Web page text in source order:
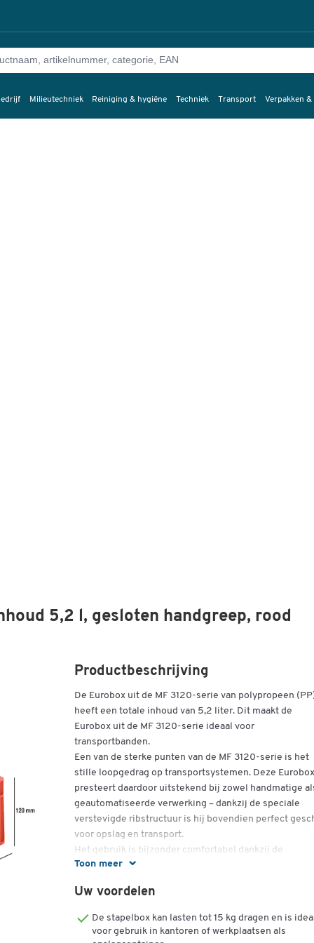
Milieutechniek Reiniging & hygiëne Techniek Transport Verpakken
5,2 l, gesloten handgreep, rood
Toon meer
Productbeschrijving
De Eurobox uit de MF 3120-serie van polypropeen
heeft een totale inhoud van 5,2 liter. Dit maakt de
Eurobox uit de MF 3120-serie ideaal voor
transportbanden.
Een van de sterke punten van de MF 3120-serie is het
stille loopgedrag op transportsystemen. Deze Eurobox
presteert daardoor uitstekend bij zowel handmatige
geautomatiseerde verwerking – dankzij de speciale
verstevigde ribstructuur is hij bovendien perfect
voor opslag en transport.
Het gebruik is bijzonder comfortabel dankzij de
ondergreep en het draagvermogen tot 15 kg. Het
vormstabiliteit en robuustheid. Bovendien is hij
tegen veel oliën, zuren en logen, en verdraagt hij
temperaturen van –20 tot +100 graden Celsius.
Uw voordelen
De stapelbox kan lasten tot 15 kg dragen en is
voor gebruik in kantoren of werkplaatsen als